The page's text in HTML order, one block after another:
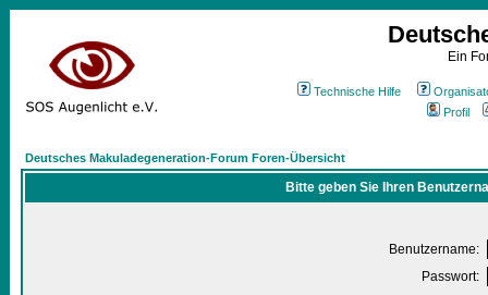
Ein
Technische Hilfe
Profil
Deutsches Makuladegeneration-Forum Foren-Übersicht
Bitte geben Sie Ihren
Benutzername:
Passwort: